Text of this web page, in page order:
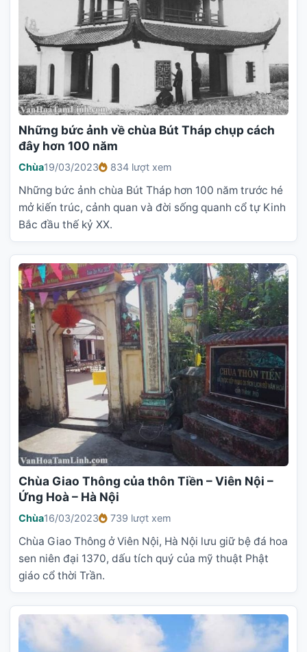
Những bức ảnh về chùa Bút Tháp chụp cách
đây hơn 100 năm
Chùa19/03/2023 834 lượt xem
Những bức ảnh chùa Bút Tháp hơn 100 năm trước hé
mở kiến trúc, cảnh quan và đời sống quanh cổ tự Kinh
Bắc đầu thế kỷ XX.
Chùa Giao Thông của thôn Tiền – Viên Nội –
Ứng Hoà – Hà Nội
Chùa16/03/2023 739 lượt xem
Chùa Giao Thông ở Viên Nội, Hà Nội lưu giữ bệ đá hoa
sen niên đại 1370, dấu tích quý của mỹ thuật Phật
giáo cổ thời Trần.